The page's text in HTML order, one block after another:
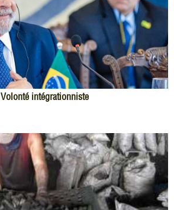
Volonté intégrationniste